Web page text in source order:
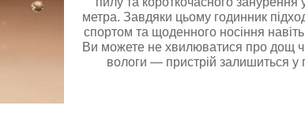
метра. Завдяки цьому годинник
спортом та щоденного носіння
Ви можете не хвилюватися про дощ
вологи — пристрій залишиться у